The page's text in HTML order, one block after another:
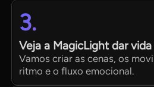
3.
Veja a MagicLight dar
Vamos criar as cenas, os
ritmo e o fluxo emocional.